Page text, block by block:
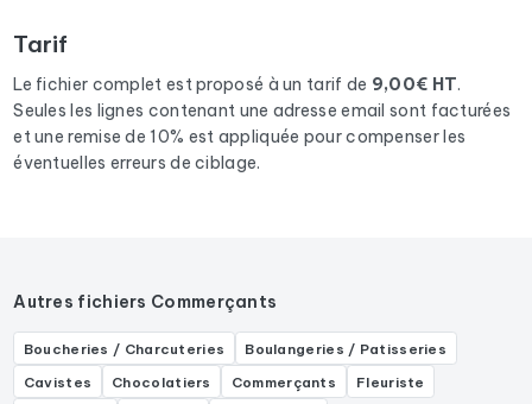
courses, Primeur, Marché de produits frais, .
Tarif
Le fichier complet est proposé à un tarif de 9,00€ HT.
Seules les lignes contenant une adresse email sont facturées
et une remise de 10% est appliquée pour compenser les
éventuelles erreurs de ciblage.
Autres fichiers Commerçants
Boucheries / Charcuteries
Boulangeries / Patisseries
Cavistes
Chocolatiers Commerçants
Fleuriste